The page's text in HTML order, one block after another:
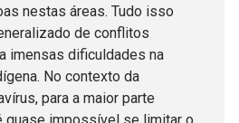
nestas áreas. Tudo isso
de conflitos
imensas dificuldades na
No contexto da
para a maior parte
impossível se limitar o